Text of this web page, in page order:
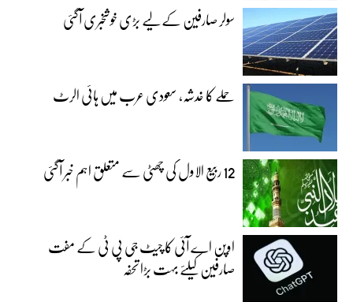
سولر صارفین کے لیے بڑی خوشخبری آگئی
حملے کا خدشہ، سعودی عرب میں ہائی الرٹ
12 ربیع الاول کی چھٹی سے متعلق اہم خبر آگئی
اوپن اے آئی کا چیٹ جی پی ٹی کے مفت
صارفین کیلئے بہت بڑا تحفہ